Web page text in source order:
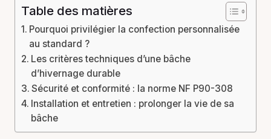
Table des matières
Pourquoi privilégier la confection personnalisée
au standard ?
Les critères techniques d’une bâche
d’hivernage durable
Sécurité et conformité : la norme NF P90-308
Installation et entretien : prolonger la vie de sa
bâche